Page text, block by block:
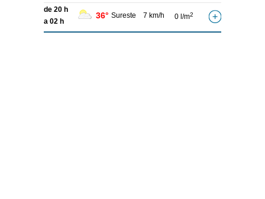
de 20 h
a 02 h
36° Sureste 7 km/h 0 l/m2